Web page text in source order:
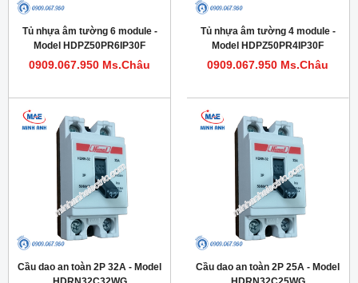
Tủ nhựa âm tường 6 module -
Model HDPZ50PR6IP30F
0909.067.950 Ms.Châu
Tủ nhựa âm tường 4 module -
Model HDPZ50PR4IP30F
0909.067.950 Ms.Châu
Cầu dao an toàn 2P 32A - Model
Cầu dao an toàn 2P 25A - Model